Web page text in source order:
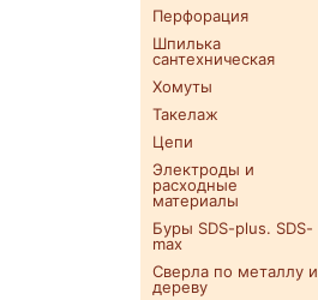
Перфорация
Шпилька
сантехническая
Хомуты
Такелаж
Цепи
Электроды и
расходные
материалы
Буры SDS-plus. SDS-
max
Сверла по металлу и
дереву